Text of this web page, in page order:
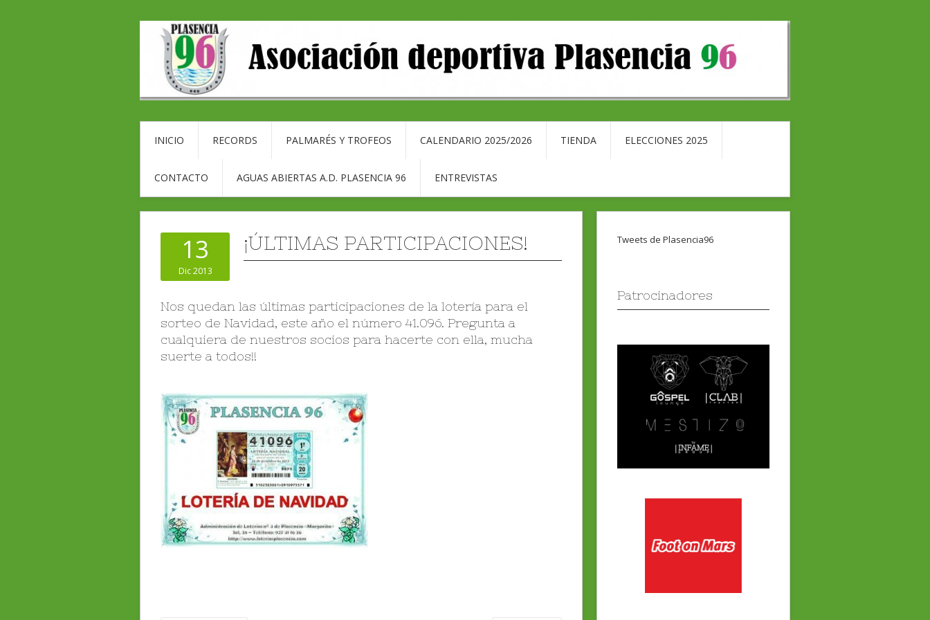
INICIO RECORDS PALMARÉS Y TROFEOS CALENDARIO 2025/2026 TIENDA ELECCIONES 2025
CONTACTO AGUAS ABIERTAS A.D. PLASENCIA 96 ENTREVISTAS
13
Dic 2013
¡ÚLTIMAS PARTICIPACIONES!
Nos quedan las últimas participaciones de la lotería para el
sorteo de Navidad, este año el número 41.096. Pregunta a
cualquiera de nuestros socios para hacerte con ella, mucha
suerte a todos!!
Tweets de Plasencia96
Patrocinadores